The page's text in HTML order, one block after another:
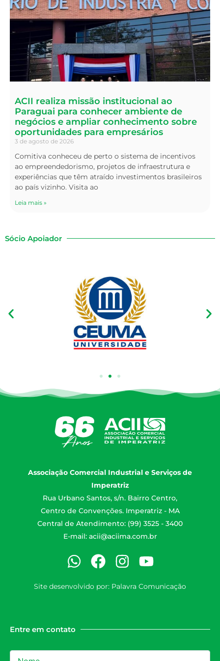
ACII realiza missão institucional ao
Paraguai para conhecer ambiente de
negócios e ampliar conhecimento sobre
oportunidades para empresários
3 de agosto de 2026
Comitiva conheceu de perto o sistema de incentivos
ao empreendedorismo, projetos de infraestrutura e
experiências que têm atraído investimentos brasileiros
ao país vizinho. Visita ao
Leia mais »
Sócio Apoiador
Associação Comercial Industrial e Serviços de
Imperatriz
Rua Urbano Santos, s/n. Bairro Centro,
Centro de Convenções. Imperatriz - MA
Central de Atendimento: (99) 3525 - 3400
E-mail: acii@aciima.com.br
Site desenvolvido por: Palavra Comunicação
Entre em contato